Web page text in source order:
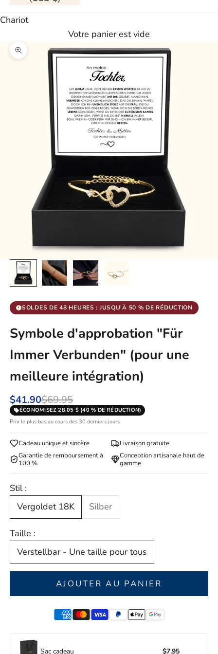
Chariot
Votre panier est vide
Agrandir l'image
SOLDES DE 48 HEURES : JUSQU'À 50 % DE RÉDUCTION
Symbole d'approbation "Für
Immer Verbunden" (pour une
meilleure intégration)
$41.90$69.95
ÉCONOMISEZ 28,05 $ (40 % DE RÉDUCTION)
Prix le plus bas au cours des 30 derniers jours
Cadeau unique et sincère
Livraison gratuite
Garantie de remboursement à
100 %
Conception artisanale haut de
gamme
Stil :
Vergoldet 18K
Silber
Taille :
Verstellbar - Une taille pour tous
AJOUTER AU PANIER
Sac cadeau $7.95